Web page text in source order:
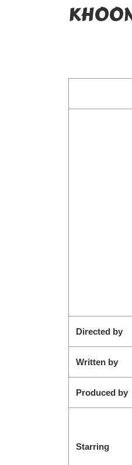
Directed by
Written by
Produced by
Starring